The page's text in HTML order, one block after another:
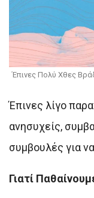
Έπινες Πολύ Χθες
Έπινες λίγο
ανησυχείς,
συμβουλές για
Γιατί